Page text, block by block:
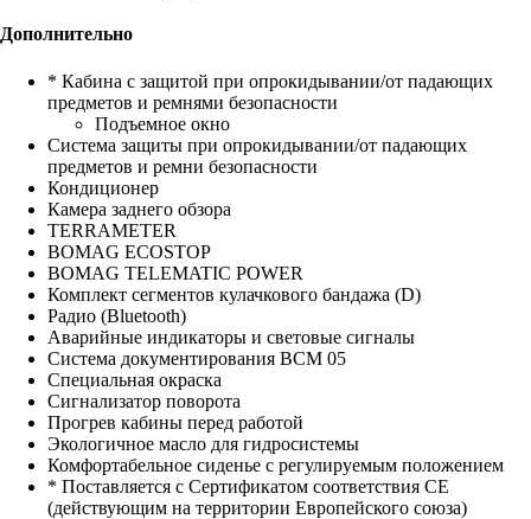
Дополнительно
* Кабина с защитой при опрокидывании/от падающих
предметов и ремнями безопасности
Подъемное окно
Система защиты при опрокидывании/от падающих
предметов и ремни безопасности
Кондиционер
Камера заднего обзора
TERRAMETER
BOMAG ECOSTOP
BOMAG TELEMATIC POWER
Комплект сегментов кулачкового бандажа (D)
Радио (Bluetooth)
Аварийные индикаторы и световые сигналы
Система документирования BCM 05
Специальная окраска
Сигнализатор поворота
Прогрев кабины перед работой
Экологичное масло для гидросистемы
Комфортабельное сиденье с регулируемым положением
* Поставляется с Сертификатом соответствия CE
(действующим на территории Европейского союза)